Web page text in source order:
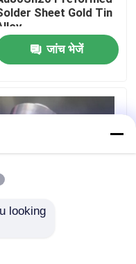
Sheet Gold Tin
जांच भेजें
looking